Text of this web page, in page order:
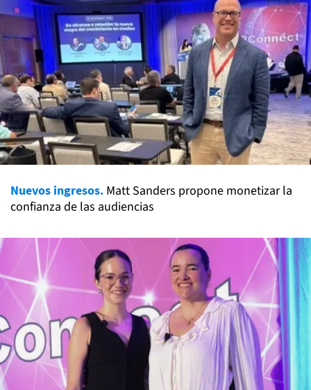
Nuevos ingresos. Matt Sanders propone monetizar la
confianza de las audiencias